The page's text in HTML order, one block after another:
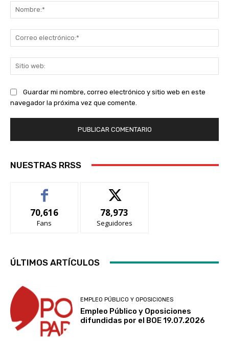
Guardar mi nombre, correo electrónico y sitio web en este
navegador la próxima vez que comente.
NUESTRAS RRSS
70,616
Fans
78,973
Seguidores
ÚLTIMOS ARTÍCULOS
EMPLEO PÚBLICO Y OPOSICIONES
Empleo Público y Oposiciones
difundidas por el BOE 19.07.2026